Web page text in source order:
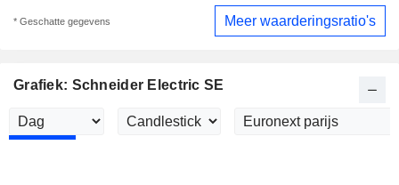
* Geschatte gegevens Meer waarderingsratio's
Grafiek: Schneider Electric SE